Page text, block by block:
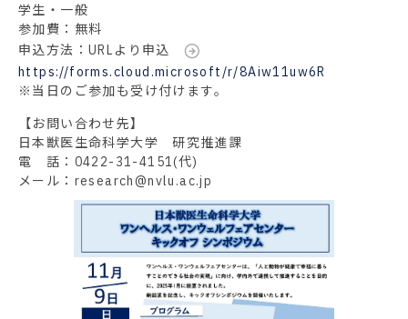
学生・一般
参加費：無料
申込方法：URLより申込
https://forms.cloud.microsoft/r/8Aiw11uw6R
※当日のご参加も受け付けます。
【お問い合わせ先】
日本獣医生命科学大学 研究推進課
電 話：0422-31-4151(代)
メール：research@nvlu.ac.jp